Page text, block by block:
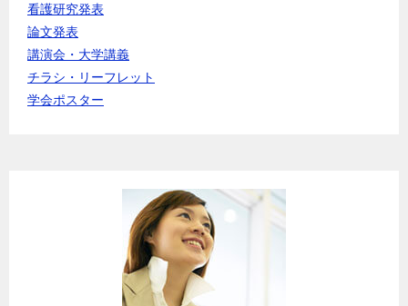
看護研究発表
論文発表
講演会・大学講義
チラシ・リーフレット
学会ポスター